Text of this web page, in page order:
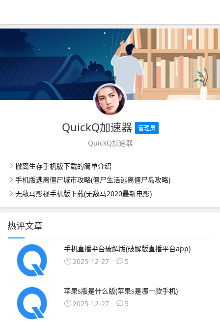
QuickQ加速器 管理员
QuickQ加速器
撤离生存手机版下载的简单介绍
手机版逃离僵尸城市攻略(僵尸生活逃离僵尸岛攻略)
无敌马影视手机版下载(无敌马2020最新电影)
热评文章
手机直播平台破解版(破解版直播平台app)
2025-12-27
5
苹果s版是什么版(苹果s是哪一款手机)
2025-12-27
5